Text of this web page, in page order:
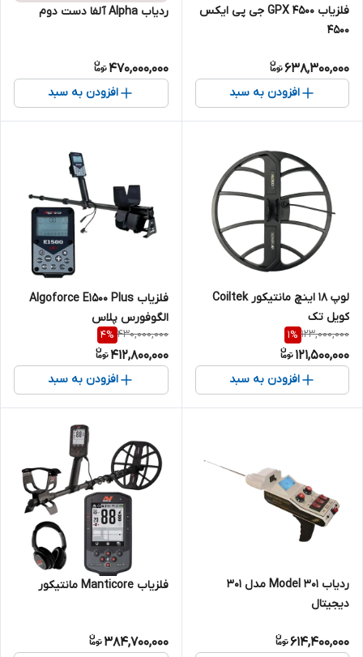
فلزیاب GPX 4500 جی پی ایکس
4500
638,300,000
افزودن به سبد
ردیاب Alpha آلفا دست دوم
470,000,000
افزودن به سبد
لوپ 18 اینچ مانتیکور Coiltek
کویل تک
123,000,000
1%
121,500,000
افزودن به سبد
فلزیاب Algoforce E1500 Plus
الگوفورس پلاس
430,000,000
4%
412,800,000
افزودن به سبد
ردیاب Model 301 مدل 301
دیجیتال
614,400,000
فلزیاب Manticore مانتیکور
384,700,000